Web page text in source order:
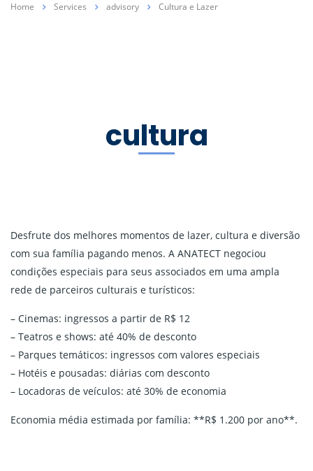
Home Services advisory Cultura e Lazer
cultura
Desfrute dos melhores momentos de lazer, cultura e diversão
com sua família pagando menos. A ANATECT negociou
condições especiais para seus associados em uma ampla
rede de parceiros culturais e turísticos:
– Cinemas: ingressos a partir de R$ 12
– Teatros e shows: até 40% de desconto
– Parques temáticos: ingressos com valores especiais
– Hotéis e pousadas: diárias com desconto
– Locadoras de veículos: até 30% de economia
Economia média estimada por família: **R$ 1.200 por ano**.